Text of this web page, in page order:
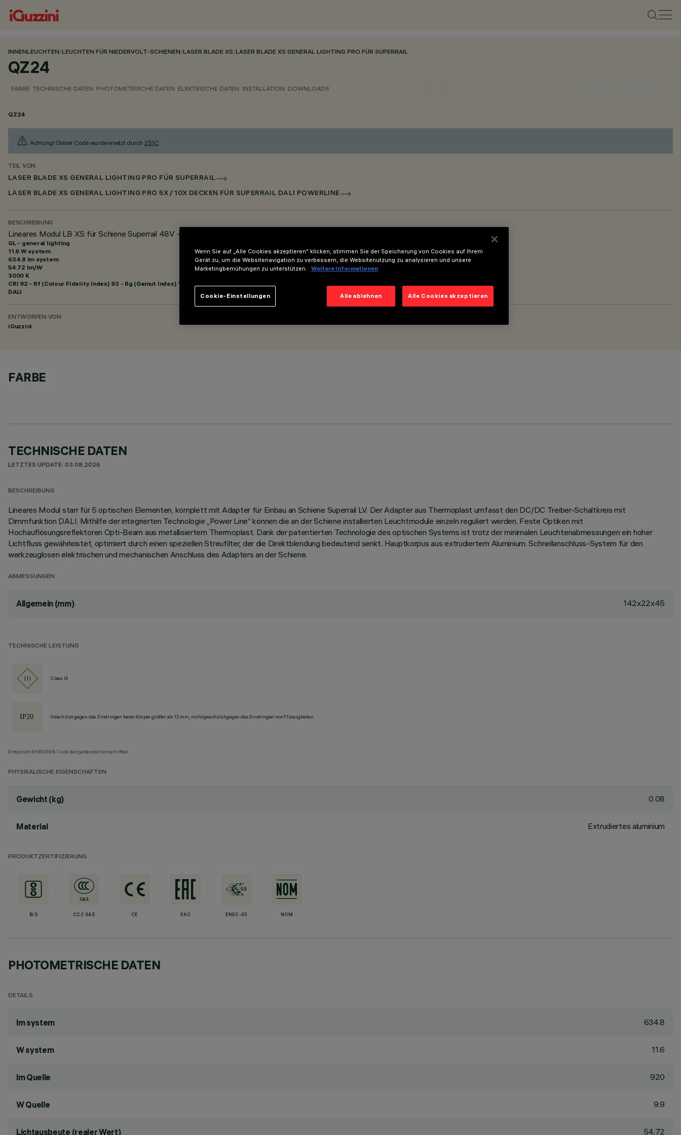
INNENLEUCHTEN/LEUCHTEN FÜR NIEDERVOLT-SCHIENEN/LASER BLADE XS/LASER BLADE XS GENERAL LIGHTING PRO FÜR SUPERRAIL
QZ24
FARBE TECHNISCHE DATEN PHOTOMETRISCHE DATEN ELEKTRISCHE DATEN INSTALLATION DOWNLOADS
QZ24
Achtung! Dieser Code wurde ersetzt durch 251C.
TEIL VON
LASER BLADE XS GENERAL LIGHTING PRO FÜR SUPERRAIL
LASER BLADE XS GENERAL LIGHTING PRO 5X / 10X DECKEN FÜR SUPERRAIL DALI POWERLINE
BESCHREIBUNG
Lineares Modul LB XS für Schiene Superrail 48V - GL Pro 5-zellig
GL - general lighting
11.6 W system
634.8 lm system
54.72 lm/W
3000 K
CRI 92 - Rf (Colour Fidelity Index) 93 - Rg (Gamut Index) 101
DALI
ENTWORFEN VON
iGuzzini
FARBE
TECHNISCHE DATEN
LETZTES UPDATE: 03.08.2026
BESCHREIBUNG
Lineares Modul starr für 5 optischen Elementen, komplett mit Adapter für Einbau an Schiene Superrail LV. Der Adapter aus Thermoplast umfasst den DC/DC Treiber-Schaltkreis mit
Dimmfunktion DALI. Mithilfe der integrierten Technologie „Power Line“ können die an der Schiene installierten Leuchtmodule einzeln reguliert werden. Feste Optiken mit
Hochauflösungsreflektoren Opti-Beam aus metallisiertem Thermoplast. Dank der patentierten Technologie des optischen Systems ist trotz der minimalen Leuchtenabmessungen ein hoher
Lichtfluss gewährleistet, optimiert durch einen speziellen Streufilter, der die Direktblendung bedeutend senkt. Hauptkorpus aus extrudiertem Aluminium. Schnellanschluss-System für den
werkzeuglosen elektrischen und mechanischen Anschluss des Adapters an der Schiene.
ABMESSUNGEN
Allgemein (mm) 142x22x45
TECHNISCHE LEISTUNG
Class III
Geschützt gegen das Eindringen fester Körper größer als 12 mm, nicht geschützt gegen das Eindringen von Flüssigkeiten.
Entspricht EN60598-1 und den geltenden Vorschriften.
PHYSIKALISCHE EIGENSCHAFTEN
Gewicht (kg) 0.08
Material Extrudiertes aluminium
PRODUKTZERTIFIZIERUNG
BIS CCC S&E CE EAC ENEC-03 NOM
PHOTOMETRISCHE DATEN
DETAILS
lm system 634.8
W system 11.6
lm Quelle 920
W Quelle 9.9
Lichtausbeute (realer Wert) 54.72
Wenn Sie auf „Alle Cookies akzeptieren“ klicken, stimmen Sie der Speicherung von Cookies auf Ihrem
Gerät zu, um die Websitenavigation zu verbessern, die Websitenutzung zu analysieren und unsere
Marketingbemühungen zu unterstützen.
Weitere Informationen
Alle ablehnen Alle Cookies akzeptieren
Cookie-Einstellungen